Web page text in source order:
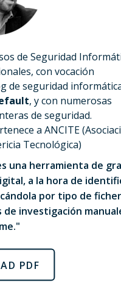
de Seguridad
con vocación
de seguridad
, y con numerosas
de seguridad.
a ANCITE
Tecnológica)
una herramienta de
a la hora de
por tipo de
investigación
PDF